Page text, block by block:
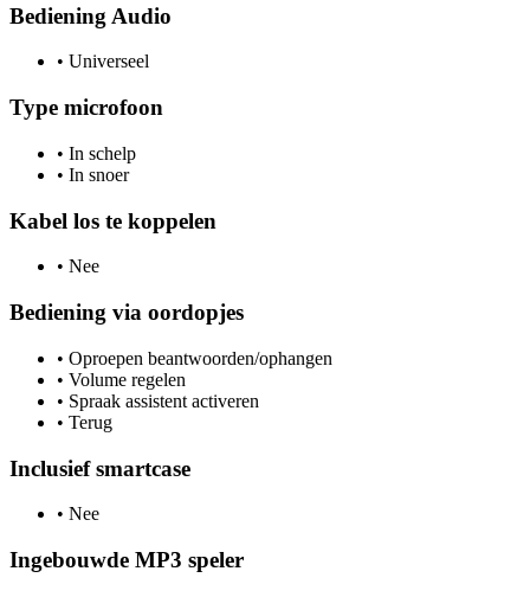
Bediening Audio
• Universeel
Type microfoon
• In schelp
• In snoer
Kabel los te koppelen
• Nee
Bediening via oordopjes
• Oproepen beantwoorden/ophangen
• Volume regelen
• Spraak assistent activeren
• Terug
Inclusief smartcase
• Nee
Ingebouwde MP3 speler